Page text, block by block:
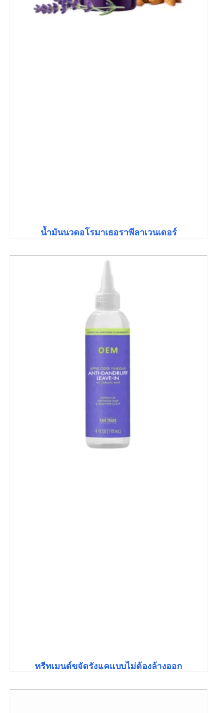
น้ำมันนวดอโรมาเธอราพีลาเวนเดอร์
ทรีทเมนต์ขจัดรังแคแบบไม่ต้องล้างออก